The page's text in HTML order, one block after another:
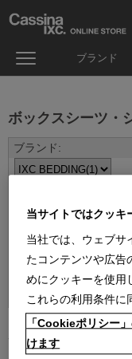
ブランド
ボックスシーツ・
並べ替え：
当サイトではクッキ
当社では、ウェブサ
たコンテンツや広告
めにクッキーを使用
これらの利用条件に
「Cookieポリシー
けます